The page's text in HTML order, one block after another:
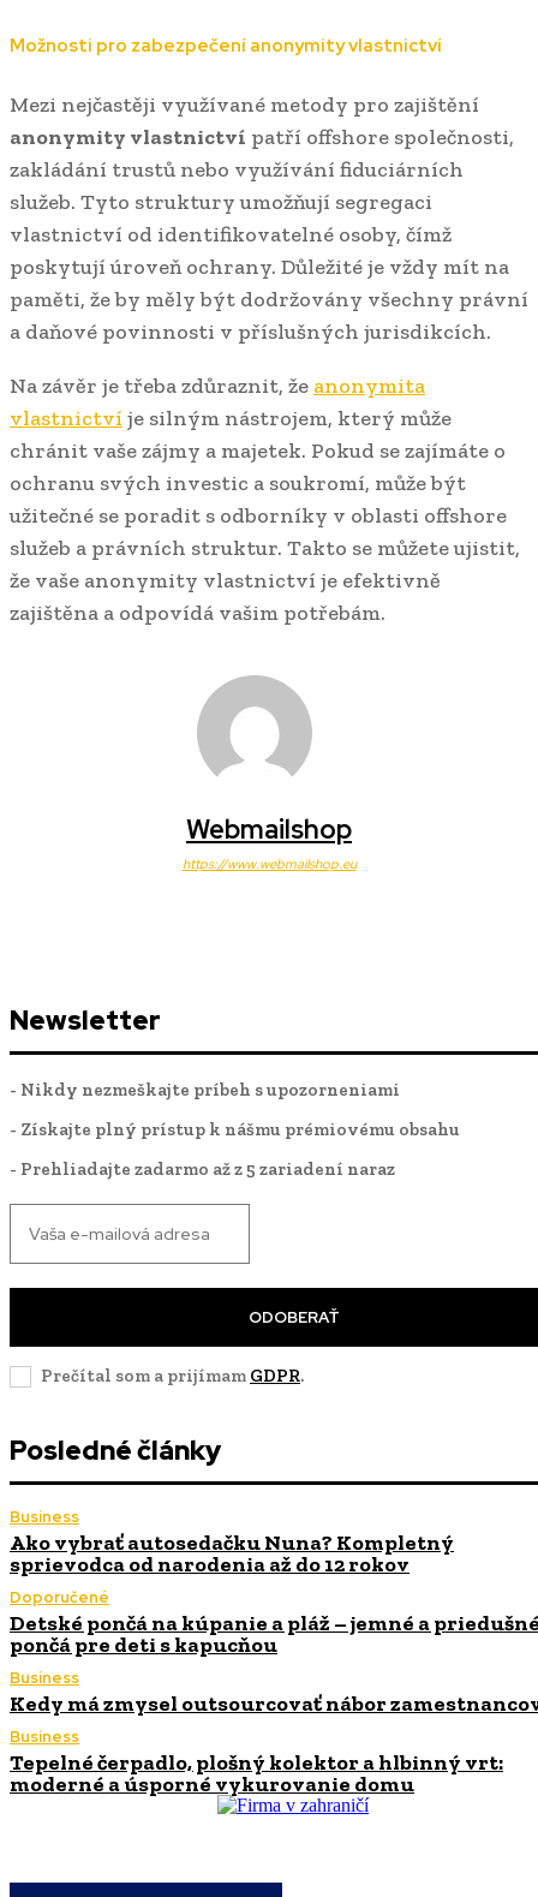
Možnosti pro zabezpečení anonymity vlastnictví
Mezi nejčastěji využívané metody pro zajištění
anonymity vlastnictví patří offshore společnosti,
zakládání trustů nebo využívání fiduciárních
služeb. Tyto struktury umožňují segregaci
vlastnictví od identifikovatelné osoby, čímž
poskytují úroveň ochrany. Důležité je vždy mít na
paměti, že by měly být dodržovány všechny právní
a daňové povinnosti v příslušných jurisdikcích.
Na závěr je třeba zdůraznit, že anonymita
vlastnictví je silným nástrojem, který může
chránit vaše zájmy a majetek. Pokud se zajímáte o
ochranu svých investic a soukromí, může být
užitečné se poradit s odborníky v oblasti offshore
služeb a právních struktur. Takto se můžete ujistit,
že vaše anonymity vlastnictví je efektivně
zajištěna a odpovídá vašim potřebám.
Webmailshop
https://www.webmailshop.eu
Newsletter
- Nikdy nezmeškajte príbeh s upozorneniami
- Získajte plný prístup k nášmu prémiovému obsahu
- Prehliadajte zadarmo až z 5 zariadení naraz
ODOBERAŤ
Prečítal som a prijímam GDPR.
Posledné články
Business
Ako vybrať autosedačku Nuna? Kompletný
sprievodca od narodenia až do 12 rokov
Doporučené
Detské pončá na kúpanie a pláž – jemné a
pončá pre deti s kapucňou
Business
Kedy má zmysel outsourcovať nábor
Business
Tepelné čerpadlo, plošný kolektor a hlbinný vrt:
moderné a úsporné vykurovanie domu